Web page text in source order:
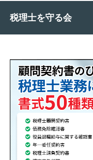
税理士を守る会